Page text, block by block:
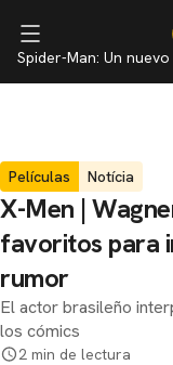
Spider-Man: Un nuevo
Películas Notícia
X-Men |
favoritos para
rumor
El actor brasileño
los cómics
2 min de lectura